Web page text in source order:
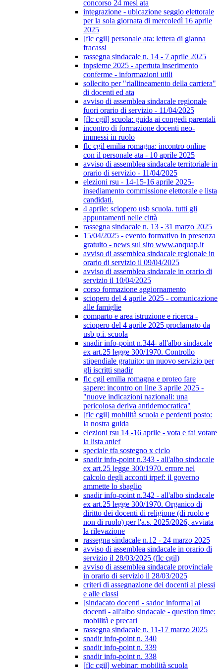
concorso 24 mesi ata
integrazione - ubicazione seggio elettorale
per la sola giornata di mercoledì 16 aprile
2025
[flc cgil] personale ata: lettera di gianna
fracassi
rassegna sindacale n. 14 - 7 aprile 2025
inpsieme 2025 - apertuta inserimento
conferme - informazioni utili
sollecito per "riallineamento della carriera"
di docenti ed ata
avviso di assemblea sindacale regionale
fuori orario di servizio - 11/04/2025
[flc cgil] scuola: guida ai congedi parentali
incontro di formazione docenti neo-
immessi in ruolo
flc cgil emilia romagna: incontro online
con il personale ata - 10 aprile 2025
avviso di assemblea sindacale territoriale in
orario di servizio - 11/04/2025
elezioni rsu - 14-15-16 aprile 2025-
insediamento commissione elettorale e lista
candidati.
4 aprile: sciopero usb scuola. tutti gli
appuntamenti nelle città
rassegna sindacale n. 13 - 31 marzo 2025
15/04/2025 - evento formativo in presenza
gratuito - news sul sito www.anquap.it
avviso di assemblea sindacale regionale in
orario di servizio il 09/04/2025
avviso di assemblea sindacale in orario di
servizio il 10/04/2025
corso formazione aggiornamento
sciopero del 4 aprile 2025 - comunicazione
alle famiglie
comparto e area istruzione e ricerca -
sciopero del 4 aprile 2025 proclamato da
usb p.i. scuola
snadir info-point n.344- all'albo sindacale
ex art.25 legge 300/1970. Controllo
stipendiale gratuito: un nuovo servizio per
gli iscritti snadir
flc cgil emilia romagna e proteo fare
sapere: incontro on line 3 aprile 2025 -
"nuove indicazioni nazionali: una
pericolosa deriva antidemocratica"
[flc cgil] mobilità scuola e perdenti posto:
la nostra guida
elezioni rsu 14 -16 aprile - vota e fai votare
la lista anief
speciale tfa sostegno x ciclo
snadir info-point n.343 - all'albo sindacale
ex art.25 legge 300/1970. errore nel
calcolo degli acconti irpef: il governo
ammette lo sbaglio
snadir info-point n.342 - all'albo sindacale
ex art.25 legge 300/1970. Organico di
diritto dei docenti di religione (di ruolo e
non di ruolo) per l'a.s. 2025/2026, avviata
la rilevazione
rassegna sindacale n.12 - 24 marzo 2025
avviso di assemblea sindacale in orario di
servizio il 28/03/2025 (flc cgil)
avviso di assemblea sindacale provinciale
in orario di servizio il 28/03/2025
criteri di assegnazione dei docenti ai plessi
e alle classi
[sindacato docenti - sadoc informa] ai
docenti - all'albo sindacale - question time:
mobilità e precari
rassegna sindacale n. 11-17 marzo 2025
snadir info-point n. 340
snadir info-point n. 339
snadir info-point n. 338
[flc cgil] webinar: mobilità scuola